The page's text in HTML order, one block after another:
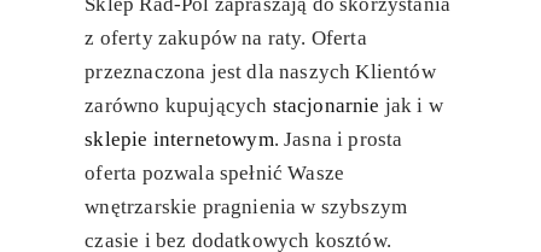
Sklep Rad-Pol zapraszają do skorzystania
z oferty zakupów na raty. Oferta
przeznaczona jest dla naszych Klientów
zarówno kupujących stacjonarnie jak i w
sklepie internetowym. Jasna i prosta
oferta pozwala spełnić Wasze
wnętrzarskie pragnienia w szybszym
czasie i bez dodatkowych kosztów.